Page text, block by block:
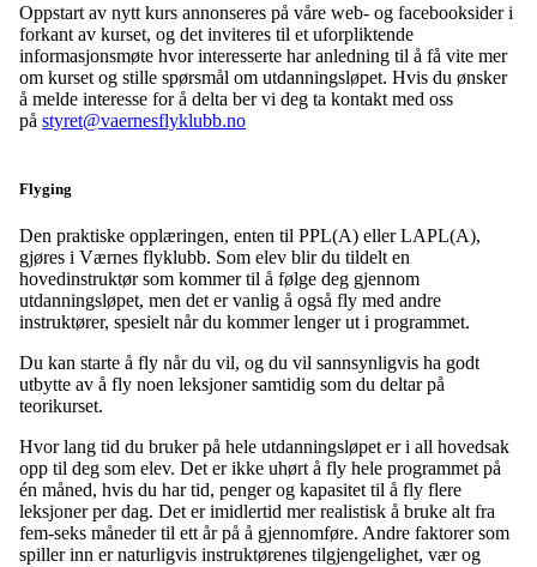
Oppstart av nytt kurs annonseres på våre web- og facebooksider i
forkant av kurset, og det inviteres til et uforpliktende
informasjonsmøte hvor interesserte har anledning til å få vite mer
om kurset og stille spørsmål om utdanningsløpet. Hvis du ønsker
å melde interesse for å delta ber vi deg ta kontakt med oss
på styret@vaernesflyklubb.no
Flyging
Den praktiske opplæringen, enten til PPL(A) eller LAPL(A),
gjøres i Værnes flyklubb. Som elev blir du tildelt en
hovedinstruktør som kommer til å følge deg gjennom
utdanningsløpet, men det er vanlig å også fly med andre
instruktører, spesielt når du kommer lenger ut i programmet.
Du kan starte å fly når du vil, og du vil sannsynligvis ha godt
utbytte av å fly noen leksjoner samtidig som du deltar på
teorikurset.
Hvor lang tid du bruker på hele utdanningsløpet er i all hovedsak
opp til deg som elev. Det er ikke uhørt å fly hele programmet på
én måned, hvis du har tid, penger og kapasitet til å fly flere
leksjoner per dag. Det er imidlertid mer realistisk å bruke alt fra
fem-seks måneder til ett år på å gjennomføre. Andre faktorer som
spiller inn er naturligvis instruktørenes tilgjengelighet, vær og